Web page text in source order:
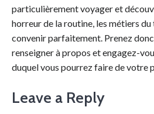
particulièrement voyager et
horreur de la routine, les métiers
convenir parfaitement. Prenez
renseigner à propos et engagez-
duquel vous pourrez faire de votre
Leave a Reply